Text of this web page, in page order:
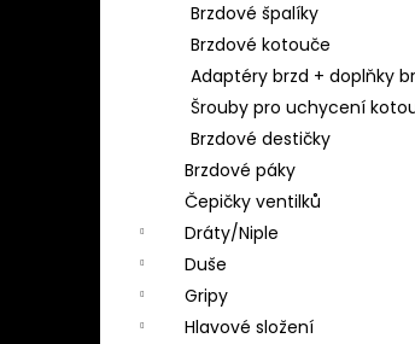
Brzdové špalíky
Brzdové kotouče
Adaptéry brzd + doplňky
Šrouby pro uchycení
Brzdové destičky
Brzdové páky
Čepičky ventilků
Dráty/Niple
Duše
Gripy
Hlavové složení